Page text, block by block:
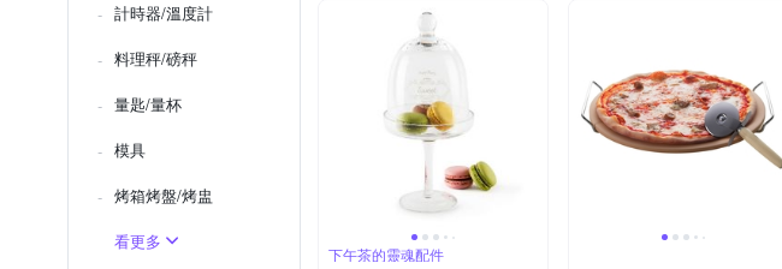
計時器/溫度計
料理秤/磅秤
量匙/量杯
模具
烤箱烤盤/烤盅
看更多
下午茶的靈魂配件